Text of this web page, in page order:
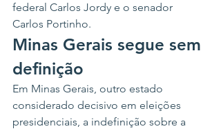
federal Carlos Jordy e o senador
Carlos Portinho.
Minas Gerais segue sem
definição
Em Minas Gerais, outro estado
considerado decisivo em eleições
presidenciais, a indefinição sobre a